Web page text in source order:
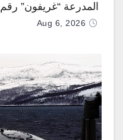
المدرعة “غريفون” رقم 1000 لخط الإنتاج
Aug 6, 2026